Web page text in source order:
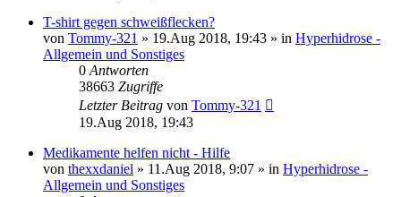
T-shirt gegen schweißflecken?
von Tommy-321 » 19.Aug 2018, 19:43 » in Hyperhidrose -
Allgemein und Sonstiges
0 Antworten
38663 Zugriffe
Letzter Beitrag von Tommy-321
19.Aug 2018, 19:43
Medikamente helfen nicht - Hilfe
von thexxdaniel » 11.Aug 2018, 9:07 » in Hyperhidrose -
Allgemein und Sonstiges